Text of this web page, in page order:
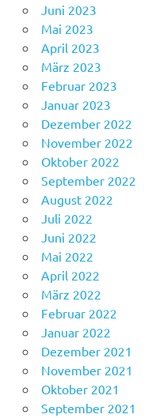
Juni 2023
Mai 2023
April 2023
März 2023
Februar 2023
Januar 2023
Dezember 2022
November 2022
Oktober 2022
September 2022
August 2022
Juli 2022
Juni 2022
Mai 2022
April 2022
März 2022
Februar 2022
Januar 2022
Dezember 2021
November 2021
Oktober 2021
September 2021